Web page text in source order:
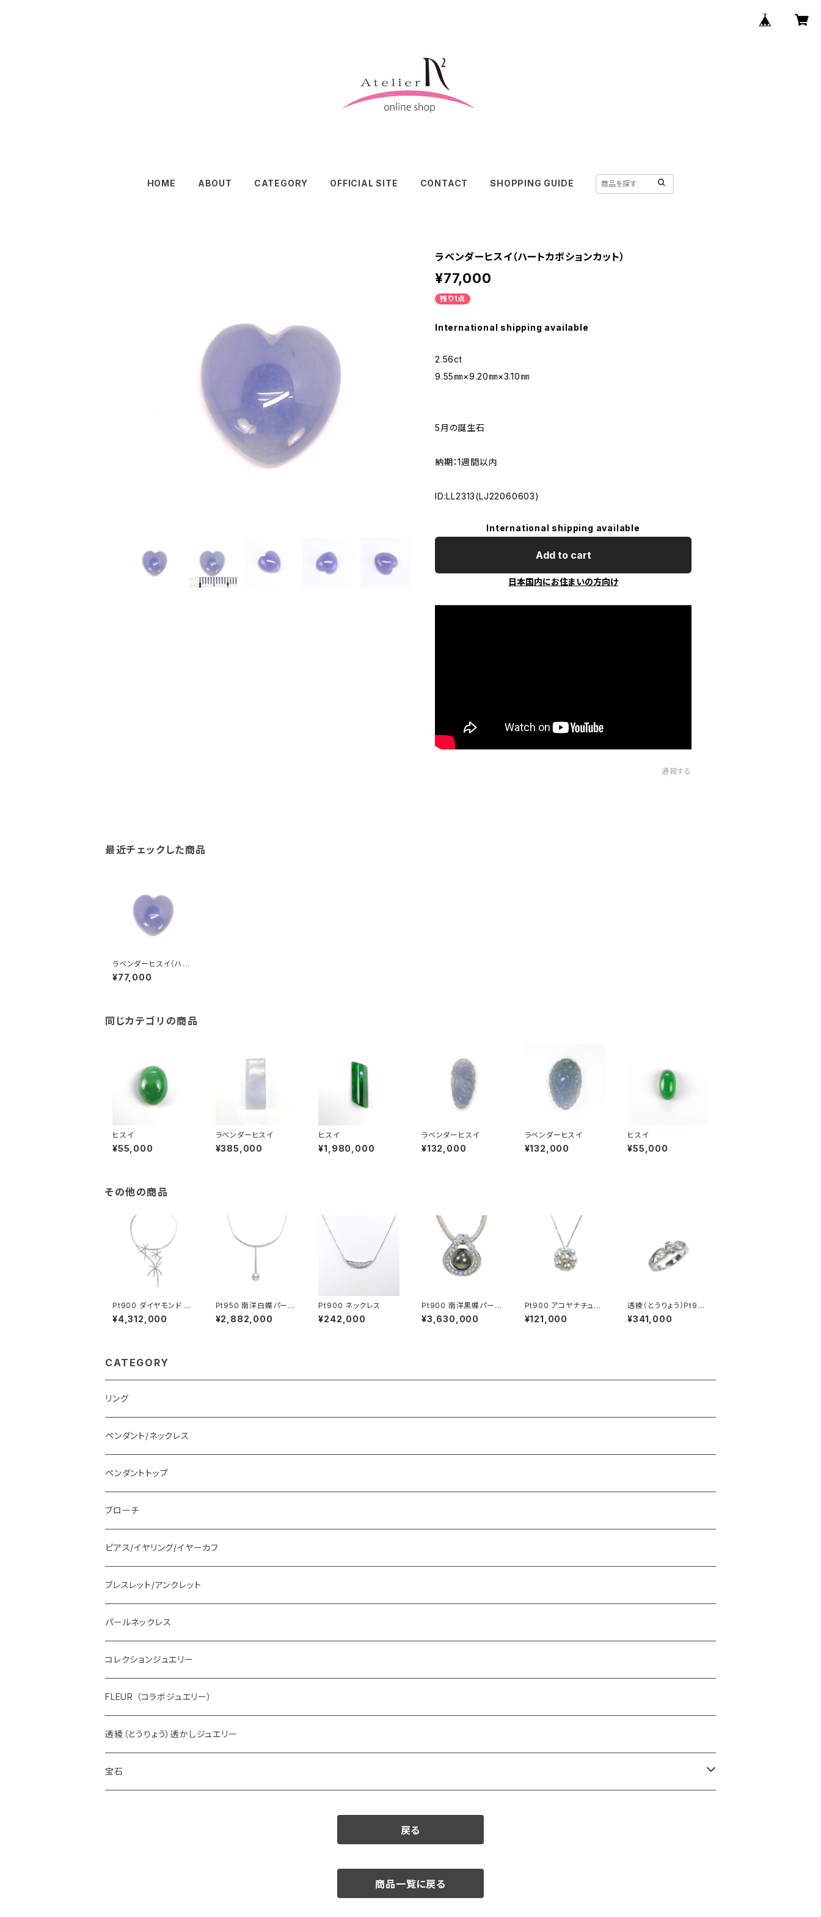
HOME ABOUT CATEGORY OFFICIAL SITE CONTACT SHOPPING GUIDE
ラベンダーヒスイ（ハートカボションカット）
¥77,000
残り1点
International shipping available
2.56ct
9.55㎜×9.20㎜×3.10㎜
5月の誕生石
納期：1週間以内
ID:LL2313(LJ22060603)
International shipping available
Add to cart
日本国内にお住まいの方向け
通報する
最近チェックした商品
ラベンダーヒスイ（ハー
トカボションカット）
¥77,000
同じカテゴリの商品
ヒスイ
¥55,000
ラベンダーヒスイ
¥385,000
ヒスイ
¥1,980,000
ラベンダーヒスイ
¥132,000
ラベンダーヒスイ
¥132,000
ヒスイ
¥55,000
その他の商品
Pt900 ダイヤモンド ネ
ックレス
¥4,312,000
Pt950 南洋白蝶パール
ダイヤモンド ネックレス
¥2,882,000
Pt900 ネックレス
¥242,000
Pt900 南洋黒蝶パール
アコヤ無調色ベビーパ
ール ダイヤモンド ペン
¥3,630,000
Pt900 アコヤナチュラ
ルグレーパール ペンダ
ントトップ
¥121,000
透綾（とうりょう）Pt950
透かしリング枠
¥341,000
CATEGORY
リング
ペンダント/ネックレス
ペンダントトップ
ブローチ
ピアス/イヤリング/イヤーカフ
ブレスレット/アンクレット
パールネックレス
コレクションジュエリー
FLEUR （コラボジュエリー）
透綾（とうりょう）透かしジュエリー
宝石
戻る
商品一覧に戻る